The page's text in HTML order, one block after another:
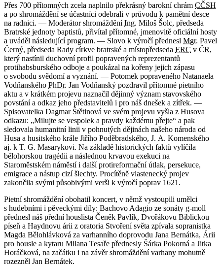
Přes 700 přítomných zcela naplnilo překrásný barokní chrám CČSH
a po shromáždění se účastníci odebrali v průvodu k pamětní desce
na radnici. — Moderátor shromážděníIng. Miloš Šolc, předseda
Bratrské jednoty baptistů, přivítal přítomné, jmenovitě oficiální hosty
a uváděl následující program. — Slovo k výročí přednesl Mgr. Pavel
Černý, předseda Rady církve bratrské a místopředseda ERC v ČR,
který nastínil duchovní profil popravených reprezentantů
protihabsburského odboje a poukázal na kořeny jejich zápasu
o svobodu svědomí a vyznání. — Potomek popraveného Natanaela
Vodňanského PhDr. Jan Vodňanský pozdravil přítomné pietního
aktu a v krátkém projevu naznačil dějinný význam stavovského
povstání a odkaz jeho představitelů i pro náš dnešek a zítřek. —
Spisovatelka Dagmar Štětinová ve svém projevu vyšla z Husova
odkazu: „Milujte se vespolek a pravdy každému přejte“ a pak
sledovala humanitní linii v pohnutých dějinách našeho národa od
Husa a husitského krále Jiřího Poděbradského, J. A. Komenského
aj. k T. G. Masarykovi. Na základě historických faktů vylíčila
bělohorskou tragédii a následnou krvavou exekuci na
Staroměstském náměstí i další protireformační útlak, persekuce,
emigrace a nástup cizí šlechty. Procítěně vlastenecký projev
zakončila svými působivými verši k výročí poprav 1621.
Pietní shromáždění obohatil koncert, v němž vystoupili umělci
s hudebními i pěveckými díly: Bachovo Adagio ze sonáty g-moll
přednesl náš přední houslista Čeněk Pavlík, Dvořákovu Biblickou
píseň a Haydnovu árii z oratoria Stvoření světa zpívala sopranistka
Magda Bělohlávková za varhanního doprovodu Jana Bernátka, Árii
pro housle a kytaru Milana Tesaře přednesly Šárka Pokorná a Jitka
Horáčková, na začátku i na závěr shromáždění varhany mohutně
rozezněl Jan Bernátek.